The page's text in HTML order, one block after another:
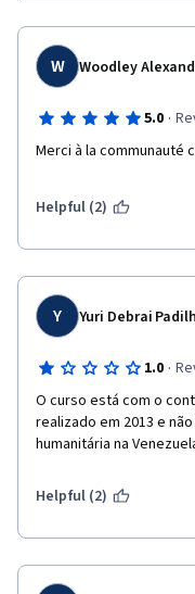
W Woodley
5.0 ·
Merci à la communauté
Helpful (2)
Y Yuri Debrai
1.0 ·
O curso está com o
realizado em 2013 e
humanitária na
Helpful (2)